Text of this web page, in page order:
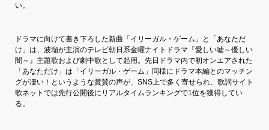
い。
ドラマに向けて書き下ろした新曲「イリーガル・ゲーム」と「あなただ
け」は、波瑠が主演のテレビ朝日系金曜ナイトドラマ『愛しい嘘～優しい
闇～』主題歌および劇中歌として起用。先日ドラマ内で初オンエアされた
「あなただけ」は「イリーガル・ゲーム」同様にドラマ本編とのマッチン
グが凄い！というような賞賛の声が、SNS上で多く寄せられ、歌詞サイト
歌ネットでは先行公開後にリアルタイムランキングで1位を獲得してい
る。